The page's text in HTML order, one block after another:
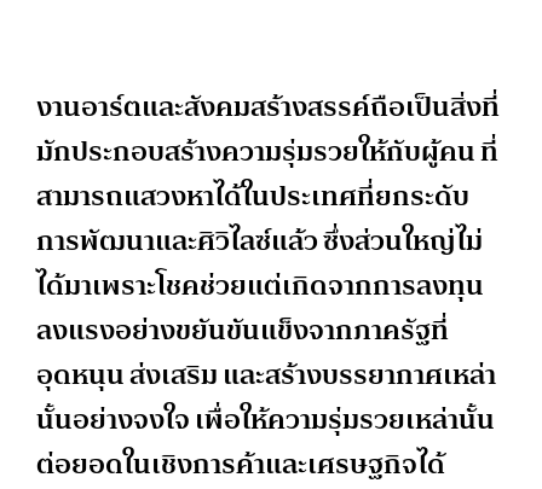
งานอาร์ตและสังคมสร้างสรรค์ถือเป็นสิ่งที่
มักประกอบสร้างความรุ่มรวยให้กับผู้คน ที่
สามารถแสวงหาได้ในประเทศที่ยกระดับ
การพัฒนาและศิวิไลซ์แล้ว ซึ่งส่วนใหญ่ไม่
ได้มาเพราะโชคช่วยแต่เกิดจากการลงทุน
ลงแรงอย่างขยันขันแข็งจากภาครัฐที่
อุดหนุน ส่งเสริม และสร้างบรรยากาศเหล่า
นั้นอย่างจงใจ เพื่อให้ความรุ่มรวยเหล่านั้น
ต่อยอดในเชิงการค้าและเศรษฐกิจได้